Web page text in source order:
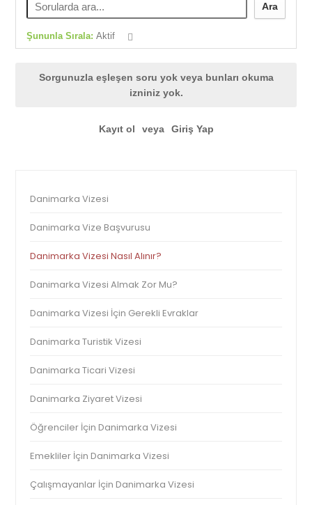
Ara
Şununla Sırala:Aktif
Sorgunuzla eşleşen soru yok veya bunları okuma
izniniz yok.
Kayıt ol veya Giriş Yap
Danimarka Vizesi
Danimarka Vize Başvurusu
Danimarka Vizesi Nasıl Alınır?
Danimarka Vizesi Almak Zor Mu?
Danimarka Vizesi İçin Gerekli Evraklar
Danimarka Turistik Vizesi
Danimarka Ticari Vizesi
Danimarka Ziyaret Vizesi
Öğrenciler İçin Danimarka Vizesi
Emekliler İçin Danimarka Vizesi
Çalışmayanlar İçin Danimarka Vizesi